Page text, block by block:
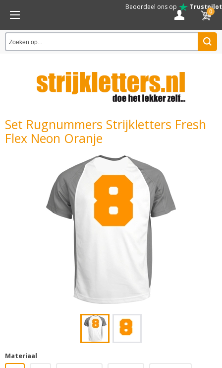
Beoordeel ons op Trustpilot
0
Set Rugnummers Strijkletters Fresh
Flex Neon Oranje
Materiaal